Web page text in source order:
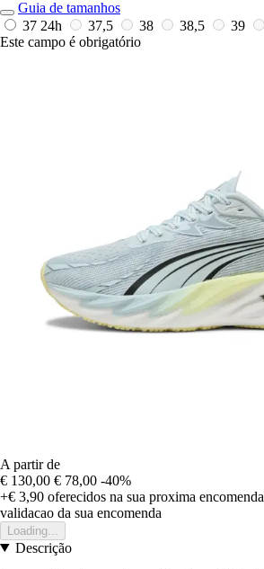
Guia de tamanhos
37 24h 37,5 38 38,5 39
Este campo é obrigatório
A partir de
€ 130,00 € 78,00 -40%
+€ 3,90 oferecidos na sua proxima encomenda
validacao da sua encomenda
Loading...
Descrição